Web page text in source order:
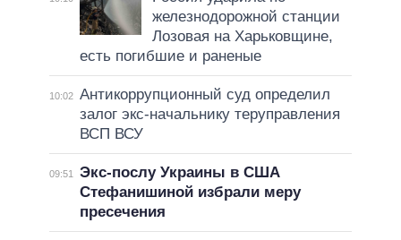
железнодорожной станции
Лозовая на Харьковщине,
есть погибшие и раненые
10:02 Антикоррупционный суд определил
залог экс-начальнику теруправления
ВСП ВСУ
09:51
Экс-послу Украины в США
Стефанишиной избрали меру
пресечения